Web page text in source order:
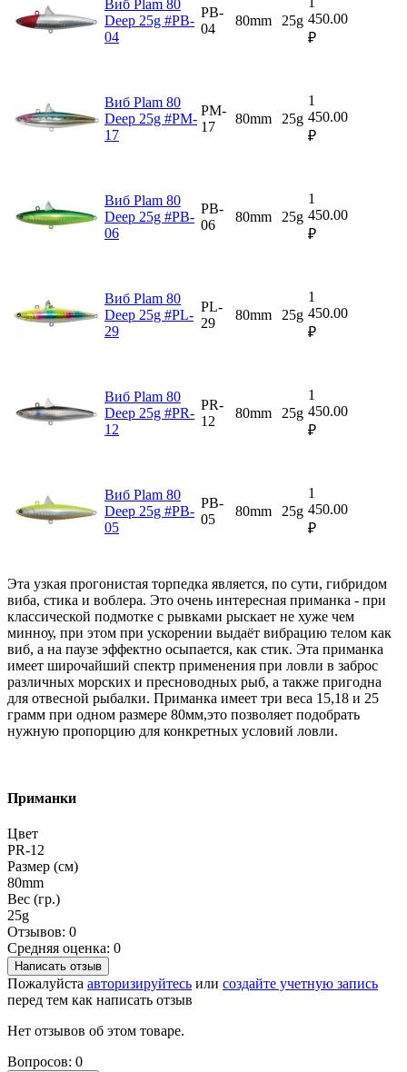
Виб Plam 80
Deep 25g #PB-
04
PB-
04
80mm 25g 450.00
₽
Виб Plam 80
Deep 25g #PM-
17
PM-
17
80mm 25g
1
450.00
₽
Виб Plam 80
Deep 25g #PB-
06
PB-
06
80mm 25g
1
450.00
₽
Виб Plam 80
Deep 25g #PL-
29
PL-
29
80mm 25g
1
450.00
₽
Виб Plam 80
Deep 25g #PR-
12
PR-
12
80mm 25g
1
450.00
₽
Виб Plam 80
Deep 25g #PB-
05
PB-
05
80mm 25g
1
450.00
₽
Эта узкая прогонистая торпедка является, по сути, гибридом
виба, стика и воблера. Это очень интересная приманка - при
классической подмотке с рывками рыскает не хуже чем
минноу, при этом при ускорении выдаёт вибрацию телом как
виб, а на паузе эффектно осыпается, как стик. Эта приманка
имеет широчайший спектр применения при ловли в заброс
различных морских и пресноводных рыб, а также пригодна
для отвесной рыбалки. Приманка имеет три веса 15,18 и 25
грамм при одном размере 80мм,это позволяет подобрать
нужную пропорцию для конкретных условий ловли.
Приманки
Цвет
PR-12
Размер (см)
80mm
Вес (гр.)
25g
Отзывов: 0
Средняя оценка: 0
Написать отзыв
Пожалуйста авторизируйтесь или создайте учетную запись
перед тем как написать отзыв
Нет отзывов об этом товаре.
Вопросов: 0